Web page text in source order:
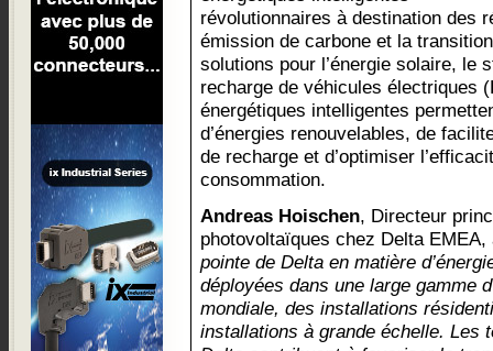
révolutionnaires à destination des
émission de carbone et la
solutions pour l’énergie solaire, le
recharge de véhicules électriques
énergétiques intelligentes
d’énergies renouvelables, de
de recharge et d’optimiser
consommation.
Andreas Hoischen, Directeur
photovoltaïques chez Delta
pointe de Delta en matière
déployées dans une large gamme
mondiale, des installations
installations à grande échelle. Les